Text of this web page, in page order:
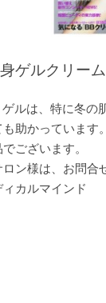
ゲルクリー
ルは、特に冬の
助かっています。
ございます。
ン様は、お問合
カルマインド